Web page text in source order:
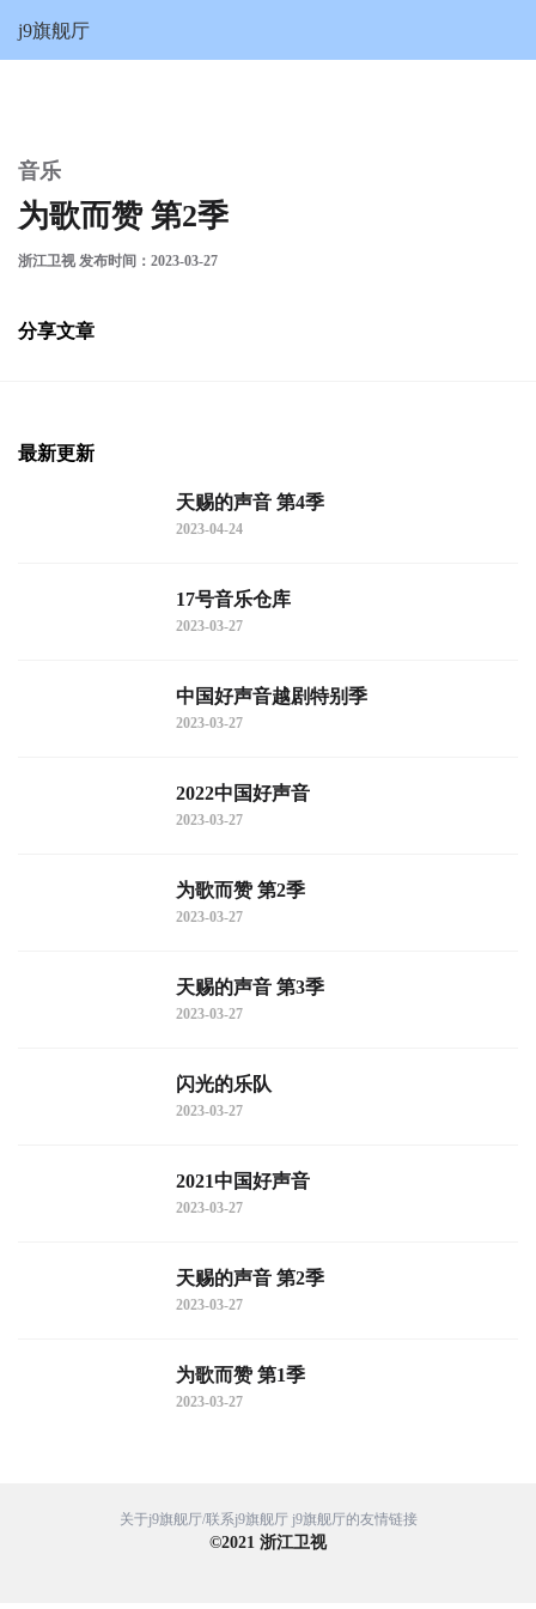
为歌而赞 第2季-j9旗舰厅
j9旗舰厅
音乐
为歌而赞 第2季
浙江卫视 发布时间：2023-03-27
分享文章
最新更新
天赐的声音 第4季
2023-04-24
17号音乐仓库
2023-03-27
中国好声音越剧特别季
2023-03-27
2022中国好声音
2023-03-27
为歌而赞 第2季
2023-03-27
天赐的声音 第3季
2023-03-27
闪光的乐队
2023-03-27
2021中国好声音
2023-03-27
天赐的声音 第2季
2023-03-27
为歌而赞 第1季
2023-03-27
关于j9旗舰厅/联系j9旗舰厅 j9旗舰厅的友情链接
©2021 浙江卫视